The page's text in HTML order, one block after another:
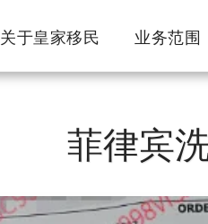
关于皇家移民 业务范围
菲律宾